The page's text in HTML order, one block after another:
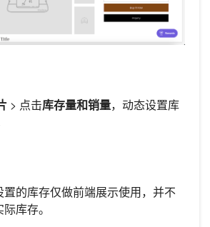
> 点击库存量和销量，动态设置库
的库存仅做前端展示使用，并不
库存。